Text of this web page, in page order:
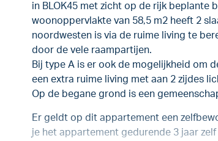
in BLOK45 met zicht op de rijk beplante
woonoppervlakte van 58,5 m2 heeft 2
noordwesten is via de ruime living te
door de vele raampartijen.
Bij type A is er ook de mogelijkheid om
een extra ruime living met aan 2 zijdes
Op de begane grond is een
Er geldt op dit appartement een
je het appartement gedurende 3 jaar